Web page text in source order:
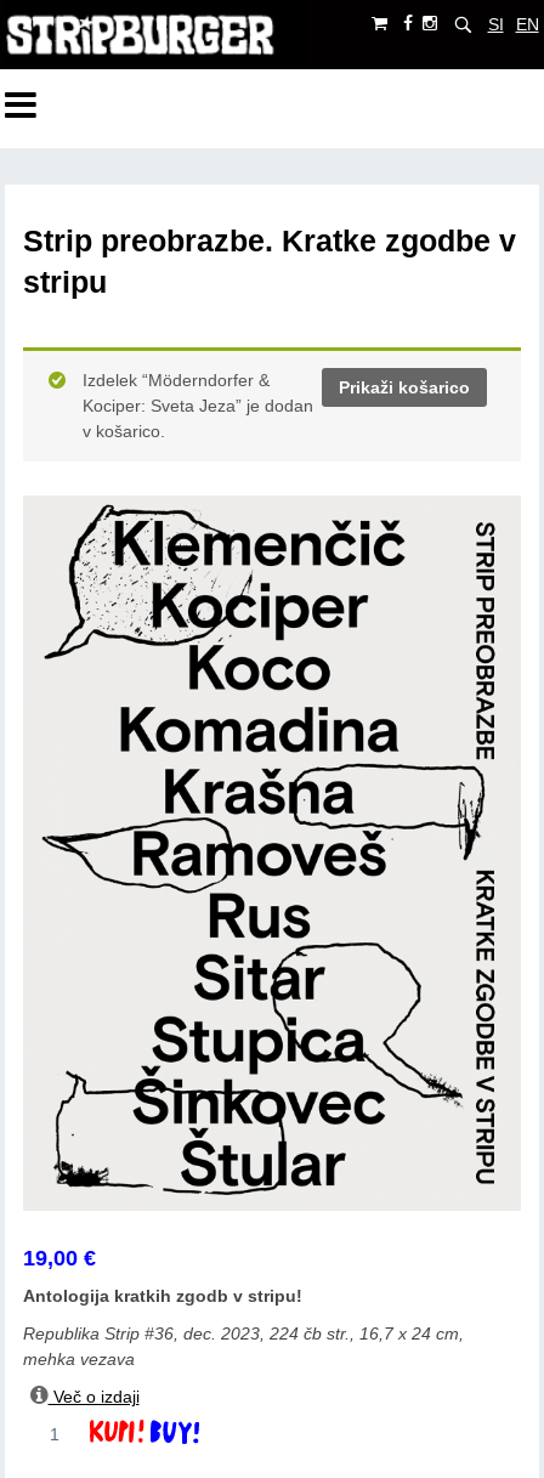
SI EN
Strip preobrazbe. Kratke zgodbe v
stripu
Prikaži košarico
Izdelek “Möderndorfer &
Kociper: Sveta Jeza” je dodan
v košarico.
19,00€
Antologija kratkih zgodb v stripu!
Republika Strip #36, dec. 2023, 224 čb str., 16,7 x 24 cm,
mehka vezava
Več o izdaji
preobrazbe.
Dodaj v košarico